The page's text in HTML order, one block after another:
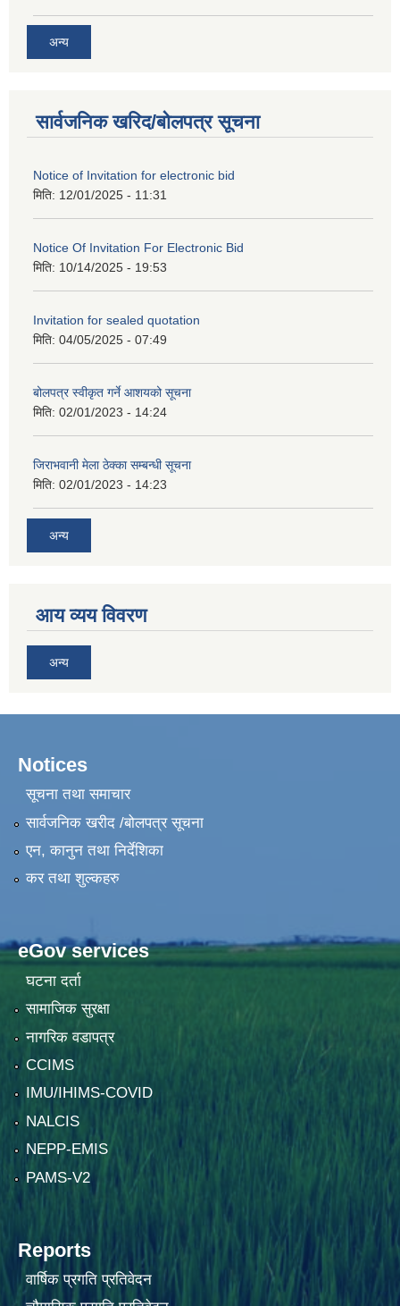
अन्य
सार्वजनिक खरिद/बोलपत्र सूचना
Notice of Invitation for electronic bid
मिति: 12/01/2025 - 11:31
Notice Of Invitation For Electronic Bid
मिति: 10/14/2025 - 19:53
Invitation for sealed quotation
मिति: 04/05/2025 - 07:49
बोलपत्र स्वीकृत गर्ने आशयको सूचना
मिति: 02/01/2023 - 14:24
जिराभवानी मेला ठेक्का सम्बन्धी सूचना
मिति: 02/01/2023 - 14:23
अन्य
आय व्यय विवरण
अन्य
Notices
सूचना तथा समाचार
सार्वजनिक खरीद /बोलपत्र सूचना
एन, कानुन तथा निर्देशिका
कर तथा शुल्कहरु
eGov services
घटना दर्ता
सामाजिक सुरक्षा
नागरिक वडापत्र
CCIMS
IMU/IHIMS-COVID
NALCIS
NEPP-EMIS
PAMS-V2
Reports
वार्षिक प्रगति प्रतिवेदन